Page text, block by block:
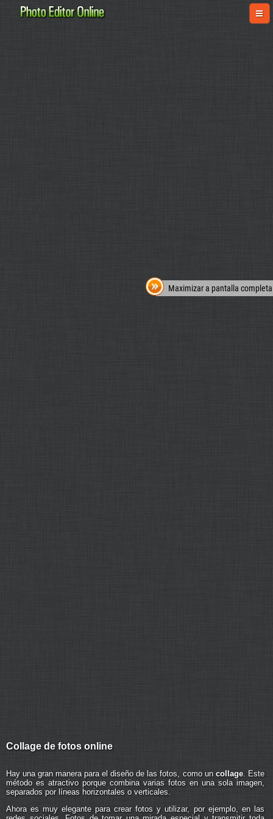
Maximizar a pantalla completa
Collage de fotos online
Hay una gran manera para el diseño de las fotos, como un collage. Este
método es atractivo porque combina varias fotos en una sola imagen,
separados por líneas horizontales o verticales.
Ahora es muy elegante para crear fotos y utilizar, por ejemplo, en las